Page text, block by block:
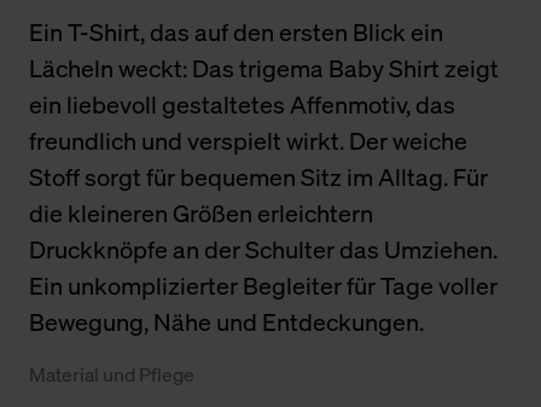
Ein T-Shirt, das auf den ersten Blick ein
Lächeln weckt: Das trigema Baby Shirt zeigt
ein liebevoll gestaltetes Affenmotiv, das
freundlich und verspielt wirkt. Der weiche
Stoff sorgt für bequemen Sitz im Alltag. Für
die kleineren Größen erleichtern
Druckknöpfe an der Schulter das Umziehen.
Ein unkomplizierter Begleiter für Tage voller
Bewegung, Nähe und Entdeckungen.
Material und Pflege